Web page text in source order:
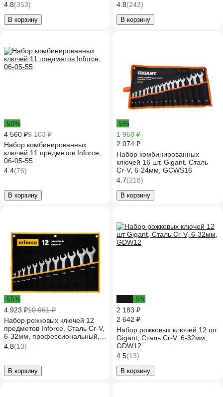
4.8(353)
В корзину
4.8(243)
В корзину
-50%
4 560 ₽9 103 ₽
Набор комбинированных
ключей 11 предметов Inforce,
06-05-55
4.4(76)
В корзину
-5%
1 968 ₽
2 074 ₽
Набор комбинированных
ключей 16 шт. Gigant, Сталь
Cr-V, 6-24мм, GCWS16
4.7(218)
В корзину
-55%
4 923 ₽10 961 ₽
Набор рожковых ключей 12
предметов Inforce, Сталь Cr-V,
6-32мм, профессиональный,
06-05-44
4.8(13)
В корзину
-5%
2 183 ₽
2 642 ₽
Набор рожковых ключей 12 шт
Gigant, Сталь Cr-V, 6-32мм,
GDW12
4.5(13)
В корзину